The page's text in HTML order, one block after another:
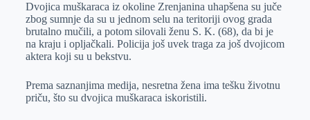
e
r
I
n
s
A
p
a
i
l
Dvojica muškaraca iz okoline Zrenjanina uhapšena su juče
zbog sumnje da su u jednom selu na teritoriji ovog grada
brutalno mučili, a potom silovali ženu S. K. (68), da bi je
na kraju i opljačkali. Policija još uvek traga za još dvojicom
aktera koji su u bekstvu.
Prema saznanjima medija, nesretna žena ima tešku životnu
priču, što su dvojica muškaraca iskoristili.